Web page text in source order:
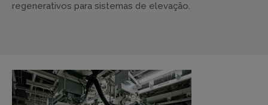
regenerativos para sistemas de elevação.